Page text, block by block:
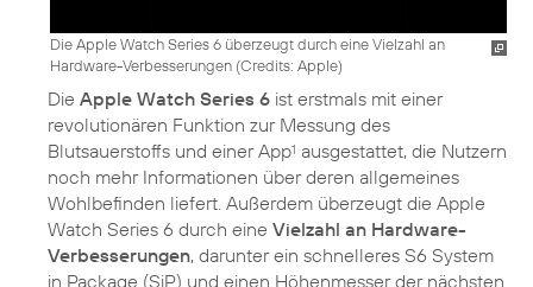
Die Apple Watch Series 6 überzeugt durch eine Vielzahl an
Hardware-Verbesserungen (Credits: Apple)
Die Apple Watch Series 6 ist erstmals mit einer
revolutionären Funktion zur Messung des
Blutsauerstoffs und einer App1 ausgestattet, die Nutzern
noch mehr Informationen über deren allgemeines
Wohlbefinden liefert. Außerdem überzeugt die Apple
Watch Series 6 durch eine Vielzahl an Hardware-
Verbesserungen, darunter ein schnelleres S6 System
in Package (SiP) und einen Höhenmesser der nächsten